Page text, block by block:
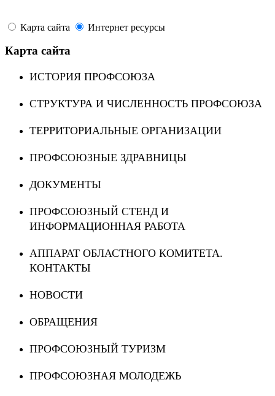
Карта сайта Интернет ресурсы
Карта сайта
ИСТОРИЯ ПРОФСОЮЗА
СТРУКТУРА И ЧИСЛЕННОСТЬ ПРОФСОЮЗА
ТЕРРИТОРИАЛЬНЫЕ ОРГАНИЗАЦИИ
ПРОФСОЮЗНЫЕ ЗДРАВНИЦЫ
ДОКУМЕНТЫ
ПРОФСОЮЗНЫЙ СТЕНД И
ИНФОРМАЦИОННАЯ РАБОТА
АППАРАТ ОБЛАСТНОГО КОМИТЕТА.
КОНТАКТЫ
НОВОСТИ
ОБРАЩЕНИЯ
ПРОФСОЮЗНЫЙ ТУРИЗМ
ПРОФСОЮЗНАЯ МОЛОДЕЖЬ